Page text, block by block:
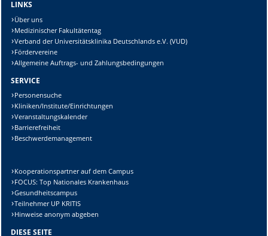
LINKS
Über uns
Medizinischer Fakultätentag
Verband der Universitätsklinika Deutschlands e.V. (VUD)
Fördervereine
Allgemeine Auftrags- und Zahlungsbedingungen
SERVICE
Personensuche
Kliniken/Institute/Einrichtungen
Veranstaltungskalender
Barrierefreiheit
Beschwerdemanagement
Kooperationspartner auf dem Campus
FOCUS: Top Nationales Krankenhaus
Gesundheitscampus
Teilnehmer UP KRITIS
Hinweise anonym abgeben
DIESE SEITE